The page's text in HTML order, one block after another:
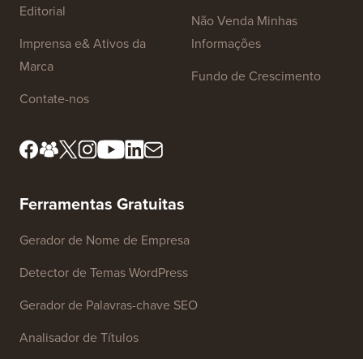
Editorial
Imprensa e& Ativos da
Marca
Contate-nos
Não Venda Minhas
Informações
Fundo de Crescimento
Ferramentas Gratuitas
Gerador de Nome de Empresa
Detector de Temas WordPress
Gerador de Palavras-chave SEO
Analisador de Títulos